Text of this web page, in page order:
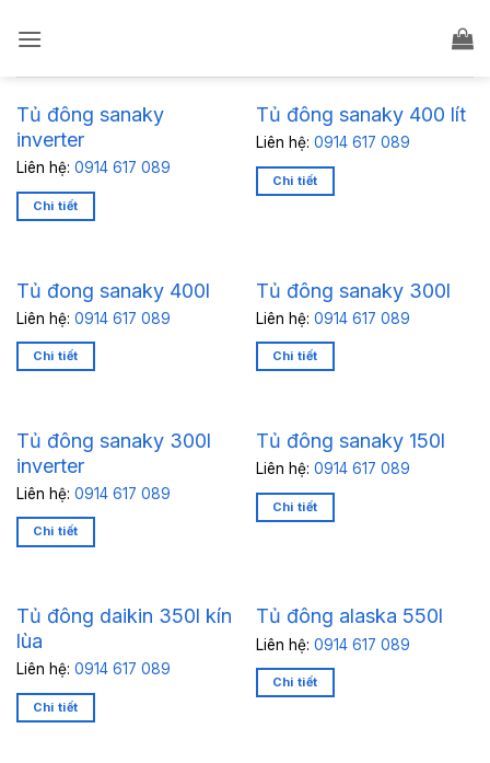
qua
Tủ đông sanaky
inverter
Liên hệ: 0914 617 089
Chi tiết
Tủ đông sanaky 400 lít
Liên hệ: 0914 617 089
Chi tiết
Tủ đong sanaky 400l
Liên hệ: 0914 617 089
Chi tiết
Tủ đông sanaky 300l
Liên hệ: 0914 617 089
Chi tiết
Tủ đông sanaky 300l
inverter
Liên hệ: 0914 617 089
Chi tiết
Tủ đông sanaky 150l
Liên hệ: 0914 617 089
Chi tiết
Tủ đông daikin 350l kín
lùa
Liên hệ: 0914 617 089
Chi tiết
Tủ đông alaska 550l
Liên hệ: 0914 617 089
Chi tiết